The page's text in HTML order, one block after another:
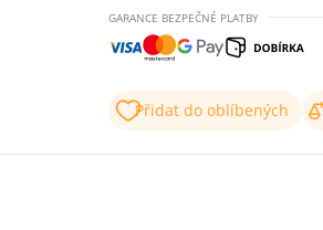
GARANCE BEZPEČNÉ PLATBY
Přidat do oblíbených